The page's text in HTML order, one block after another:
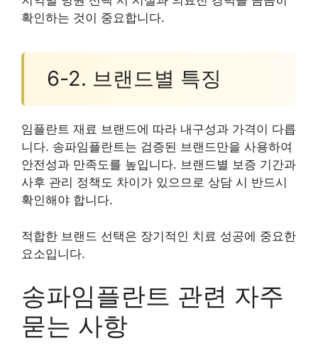
확인하는 것이 중요합니다.
6-2. 브랜드별 특징
임플란트 재료 브랜드에 따라 내구성과 가격이 다릅
니다. 송파임플란트는 검증된 브랜드만을 사용하여
안전성과 만족도를 높입니다. 브랜드별 보증 기간과
사후 관리 정책도 차이가 있으므로 상담 시 반드시
확인해야 합니다.
적합한 브랜드 선택은 장기적인 치료 성공에 중요한
요소입니다.
송파임플란트 관련 자주
묻는 사항